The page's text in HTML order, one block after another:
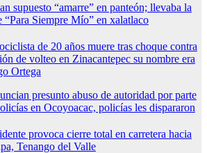
supuesto “amarre” en panteón; llevaba la
“Para Siempre Mío” en xalatlaco
de 20 años muere tras choque contra
de volteo en Zinacantepec su nombre era
Ortega
presunto abuso de autoridad por parte
en Ocoyoacac, policías les dispararon
provoca cierre total en carretera hacia
Tenango del Valle